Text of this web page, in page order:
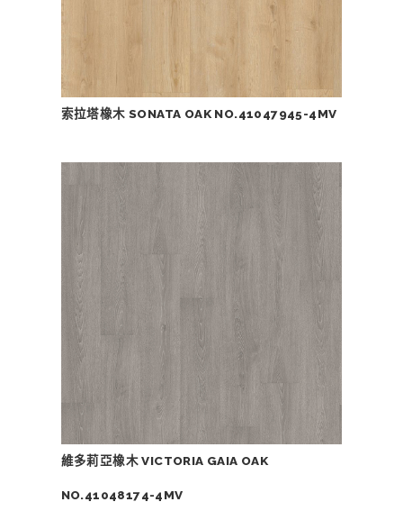
索拉塔橡木 SONATA OAK NO.41047945-4MV
維多莉亞橡木 VICTORIA GAIA OAK
NO.41048174-4MV